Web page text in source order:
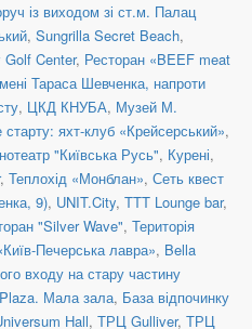
із виходом зі ст.м. Палац
, Sungrilla Secret Beach,
Golf Center, Ресторан «BEEF meat
Тараса Шевченка, напроти
, ЦКД КНУБА, Музей М.
старту: яхт-клуб «Крейсерський»,
"Київська Русь", Курені,
, Теплохід «Монблан», Сеть квест
9), UNIT.City, TTT Lounge bar,
"Silver Wave", Територія
Печерська лавра», Bella
входу на стару частину
Мала зала, База відпочинку
Hall, ТРЦ Gulliver, ТРЦ